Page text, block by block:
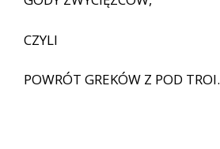
CZYLI
POWRÓT GREKÓW Z POD TROI.